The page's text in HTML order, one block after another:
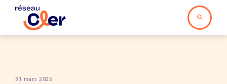
31 mars 2025